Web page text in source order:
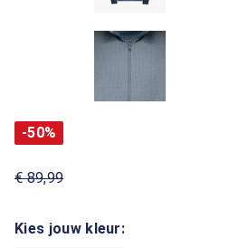
-50%
€ 89,99
Kies jouw kleur: